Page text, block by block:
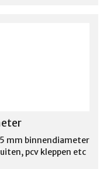
mm binnendiameter
pcv kleppen etc